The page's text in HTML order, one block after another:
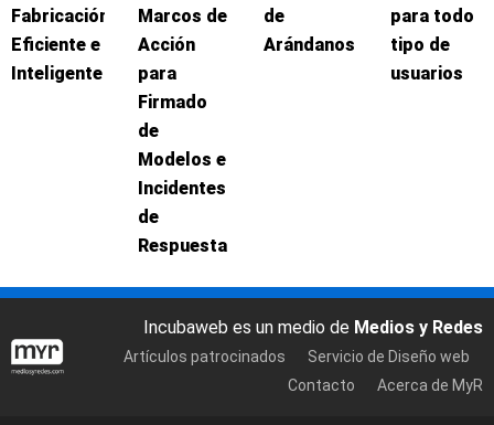
Fabricación
Eficiente e
Inteligente
Marcos de
Acción
para
Firmado
de
Modelos e
Incidentes
de
Respuesta
de
Arándanos
para todo
tipo de
usuarios
Incubaweb es un medio de Medios y Redes
Artículos patrocinados
Servicio de Diseño web
Contacto
Acerca de MyR